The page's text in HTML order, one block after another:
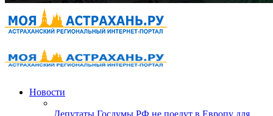
Новости
Депутаты Госдумы РФ не поедут в Европу для